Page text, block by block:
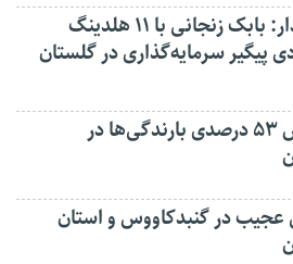
استاندار: بابک زنجانی با ۱۱ هلدینگ
پیگیر سرمایه‌گذاری در گلستان
افزایش ۵۳ درصدی بارندگی‌ها در
عجیب در‌ گنبدکاووس و استان